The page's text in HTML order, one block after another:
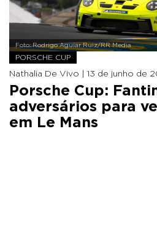
Foto: Rodrigo Aguiar Ruiz/RR Media
PORSCHE CUP
Nathalia De Vivo | 13 de junho de
Porsche Cup:
adversários para
em Le Mans